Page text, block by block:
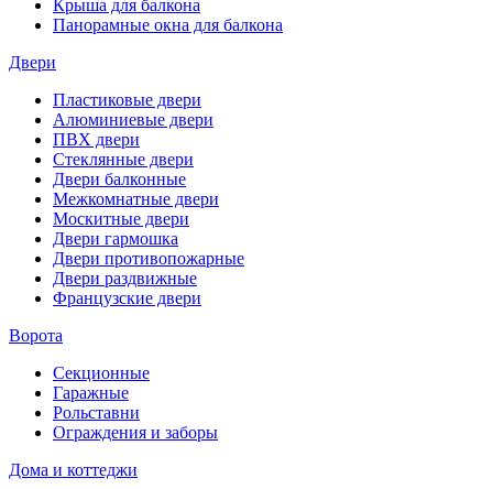
Крыша для балкона
Панорамные окна для балкона
Двери
Пластиковые двери
Алюминиевые двери
ПВХ двери
Стеклянные двери
Двери балконные
Межкомнатные двери
Москитные двери
Двери гармошка
Двери противопожарные
Двери раздвижные
Французские двери
Ворота
Секционные
Гаражные
Рольставни
Ограждения и заборы
Дома и коттеджи